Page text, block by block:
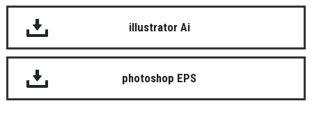
illustrator Ai
photoshop EPS